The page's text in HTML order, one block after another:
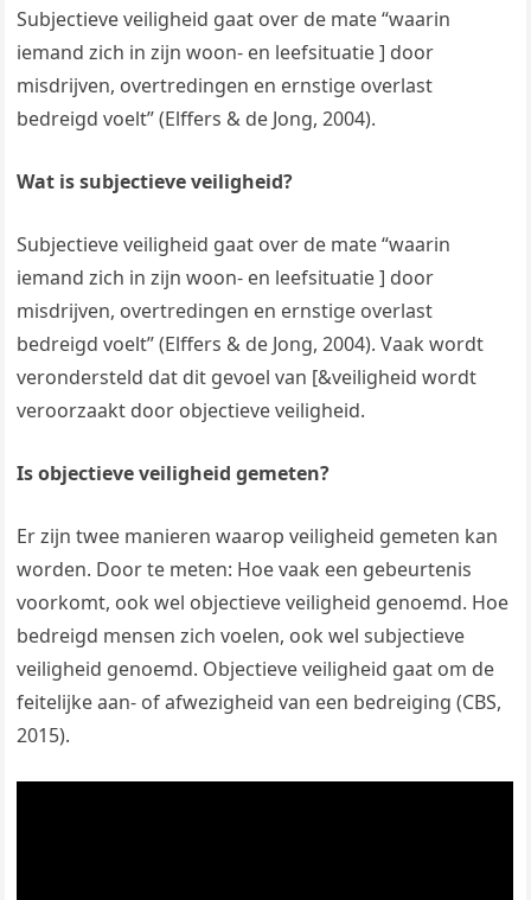
Subjectieve veiligheid gaat over de mate “waarin
iemand zich in zijn woon- en leefsituatie ] door
misdrijven, overtredingen en ernstige overlast
bedreigd voelt” (Elffers & de Jong, 2004).
Wat is subjectieve veiligheid?
Subjectieve veiligheid gaat over de mate “waarin
iemand zich in zijn woon- en leefsituatie ] door
misdrijven, overtredingen en ernstige overlast
bedreigd voelt” (Elffers & de Jong, 2004). Vaak wordt
verondersteld dat dit gevoel van [&veiligheid wordt
veroorzaakt door objectieve veiligheid.
Is objectieve veiligheid gemeten?
Er zijn twee manieren waarop veiligheid gemeten kan
worden. Door te meten: Hoe vaak een gebeurtenis
voorkomt, ook wel objectieve veiligheid genoemd. Hoe
bedreigd mensen zich voelen, ook wel subjectieve
veiligheid genoemd. Objectieve veiligheid gaat om de
feitelijke aan- of afwezigheid van een bedreiging (CBS,
2015).